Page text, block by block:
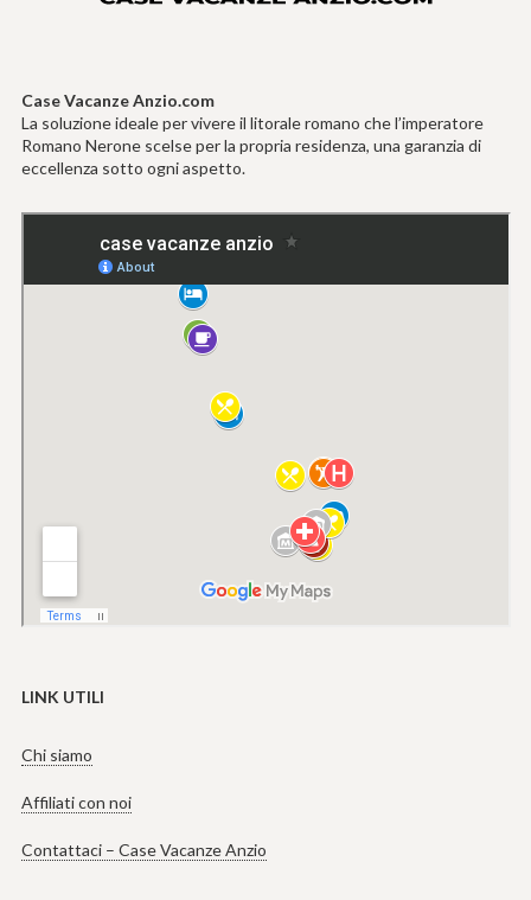
Case Vacanze Anzio.com
La soluzione ideale per vivere il litorale romano che l’imperatore
Romano Nerone scelse per la propria residenza, una garanzia di
eccellenza sotto ogni aspetto.
LINK UTILI
Chi siamo
Affiliati con noi
Contattaci – Case Vacanze Anzio